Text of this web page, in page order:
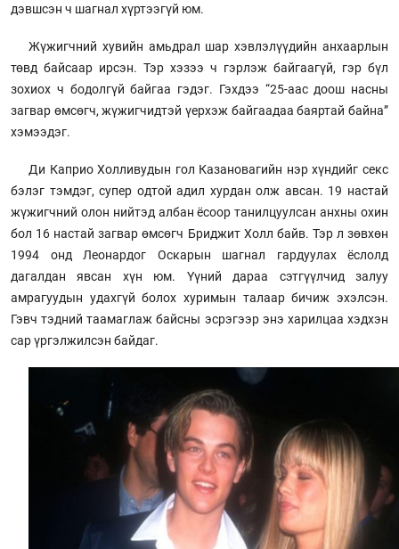
дэвшсэн ч шагнал хүртээгүй юм.
Жүжигчний хувийн амьдрал шар хэвлэлүүдийн анхаарлын
төвд байсаар ирсэн. Тэр хэзээ ч гэрлэж байгаагүй, гэр бүл
зохиох ч бодолгүй байгаа гэдэг. Гэхдээ “25-аас доош насны
загвар өмсөгч, жүжигчидтэй үерхэж байгаадаа баяртай байна”
хэмээдэг.
Ди Каприо Холливудын гол Казановагийн нэр хүндийг секс
бэлэг тэмдэг, супер одтой адил хурдан олж авсан. 19 настай
жүжигчний олон нийтэд албан ёсоор танилцуулсан анхны охин
бол 16 настай загвар өмсөгч Бриджит Холл байв. Тэр л зөвхөн
1994 онд Леонардог Оскарын шагнал гардуулах ёслолд
дагалдан явсан хүн юм. Үүний дараа сэтгүүлчид залуу
амрагуудын удахгүй болох хуримын талаар бичиж эхэлсэн.
Гэвч тэдний таамаглаж байсны эсрэгээр энэ харилцаа хэдхэн
сар үргэлжилсэн байдаг.